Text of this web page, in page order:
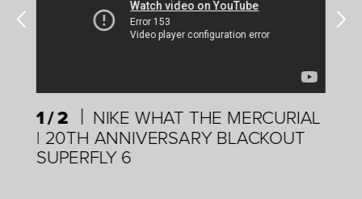
1/2
NIKE WHAT THE MERCURIAL
| 20TH ANNIVERSARY BLACKOUT
SUPERFLY 6